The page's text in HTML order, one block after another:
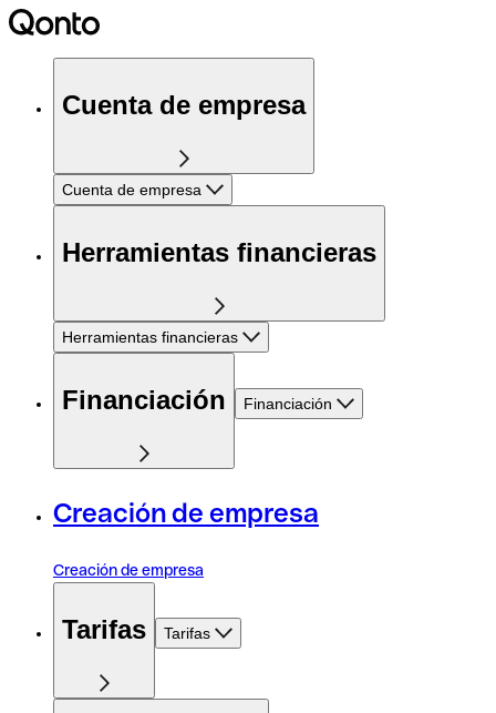
Cuenta de empresa
Cuenta de empresa
Herramientas financieras
Herramientas financieras
Financiación Financiación
Creación de empresa
Creación de empresa
Tarifas Tarifas